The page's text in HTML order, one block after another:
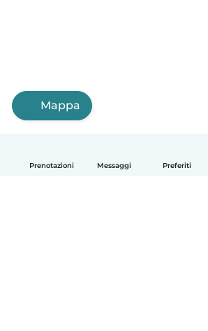
Prenotazioni Messaggi Preferiti
Mappa